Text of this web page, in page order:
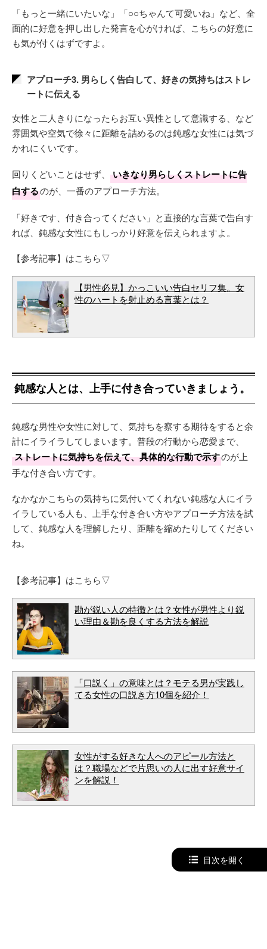
「もっと一緒にいたいな」「○○ちゃんて可愛いね」など、全
面的に好意を押し出した発言を心がければ、こちらの好意に
も気が付くはずですよ。
アプローチ3. 男らしく告白して、好きの気持ちはストレ
ートに伝える
女性と二人きりになったらお互い異性として意識する、など
雰囲気や空気で徐々に距離を詰めるのは鈍感な女性には気づ
かれにくいです。
回りくどいことはせず、
いきなり男らしくストレートに告
白するのが、一番のアプローチ方法。
「好きです、付き合ってください」と直接的な言葉で告白す
れば、鈍感な女性にもしっかり好意を伝えられますよ。
【参考記事】はこちら▽
【男性必見】かっこいい告白セリフ集。女
性のハートを射止める言葉とは？
鈍感な人とは、上手に付き合っていきましょう。
鈍感な男性や女性に対して、気持ちを察する期待をすると余
計にイライラしてしまいます。普段の行動から恋愛まで、
ストレートに気持ちを伝えて、具体的な行動で示すのが上
手な付き合い方です。
なかなかこちらの気持ちに気付いてくれない鈍感な人にイラ
イラしている人も、上手な付き合い方やアプローチ方法を試
して、鈍感な人を理解したり、距離を縮めたりしてください
ね。
【参考記事】はこちら▽
勘が鋭い人の特徴とは？女性が男性より鋭
い理由＆勘を良くする方法を解説
「口説く」の意味とは？モテる男が実践し
てる女性の口説き方10個を紹介！
女性がする好きな人へのアピール方法と
は？職場などで片思いの人に出す好意サイ
ンを解説！
目次を開く